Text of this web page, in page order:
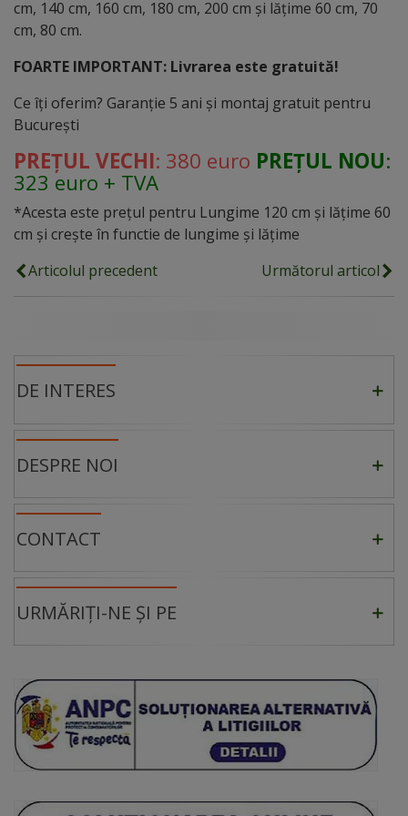
cm, 140 cm, 160 cm, 180 cm, 200 cm și lățime 60 cm, 70
cm, 80 cm.
FOARTE IMPORTANT: Livrarea este gratuită!
Ce îți oferim? Garanție 5 ani și montaj gratuit pentru
București
PREȚUL VECHI: 380 euro PREȚUL NOU:
323 euro + TVA
*Acesta este prețul pentru Lungime 120 cm și lățime 60
cm și crește în functie de lungime și lățime
Articolul precedent
Următorul articol
DE INTERES
DESPRE NOI
CONTACT
URMĂRIȚI-NE ȘI PE